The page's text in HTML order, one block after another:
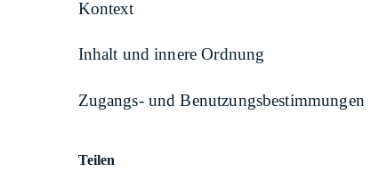
Kontext
Inhalt und innere Ordnung
Zugangs- und Benutzungsbestimmungen
Teilen